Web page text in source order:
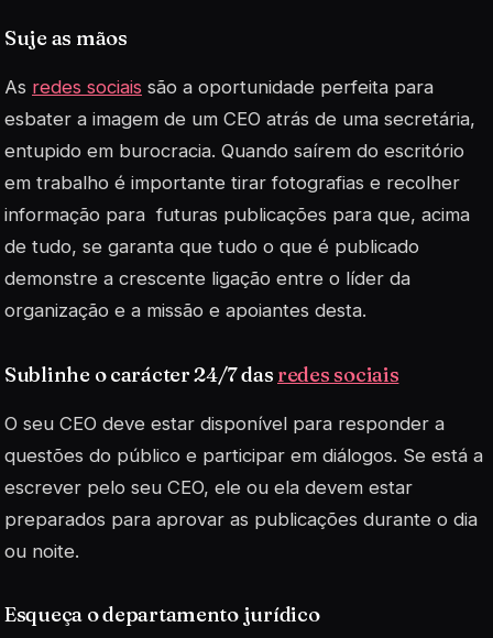
Suje as mãos
As redes sociais são a oportunidade perfeita para
esbater a imagem de um CEO atrás de uma secretária,
entupido em burocracia. Quando saírem do escritório
em trabalho é importante tirar fotografias e recolher
informação para futuras publicações para que, acima
de tudo, se garanta que tudo o que é publicado
demonstre a crescente ligação entre o líder da
organização e a missão e apoiantes desta.
Sublinhe o carácter 24/7 das redes sociais
O seu CEO deve estar disponível para responder a
questões do público e participar em diálogos. Se está a
escrever pelo seu CEO, ele ou ela devem estar
preparados para aprovar as publicações durante o dia
ou noite.
Esqueça o departamento jurídico